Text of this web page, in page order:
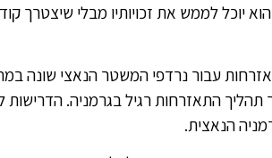
יוכל לממש את זכויותיו מבלי שיצטרך
עבור נרדפי המשטר הנאצי שונה
התאזרחות רגיל בגרמניה. הדרישות
הנאצית.